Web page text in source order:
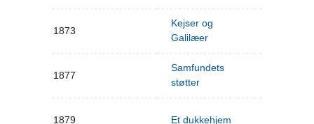
1873
Kejser og
Galilæer
1877
Samfundets
støtter
1879 Et dukkehjem